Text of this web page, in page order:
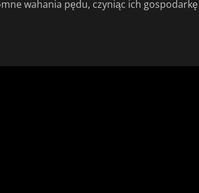
wahania pędu, czyniąc ich gospodarkę